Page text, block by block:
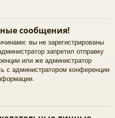
сообщения!
вы не зарегистрированы
запретил отправку
или же администратор
с администратором конференции